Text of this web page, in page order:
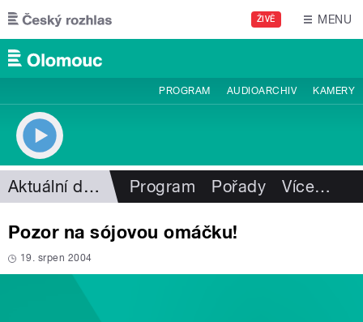
Přejít k hlavnímu obsahu
ŽIVĚ MENU
PROGRAM AUDIOARCHIV KAMERY
Aktuální dění Program Pořady Více…
Pozor na sójovou omáčku!
19. srpen 2004